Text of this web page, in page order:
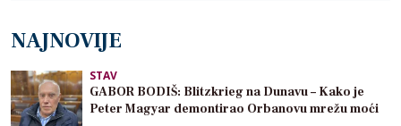
NAJNOVIJE
STAV
GABOR BODIŠ: Blitzkrieg na Dunavu – Kako je
Peter Magyar demontirao Orbanovu mrežu moći